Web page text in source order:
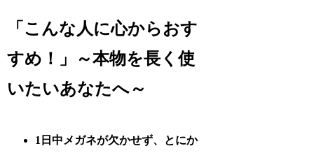
「こんな人に心からおす
すめ！」～本物を長く使
いたいあなたへ～
1日中メガネが欠かせず、とにか